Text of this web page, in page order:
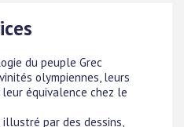
du peuple Grec
olympiennes, leurs
équivalence chez le
par des dessins,